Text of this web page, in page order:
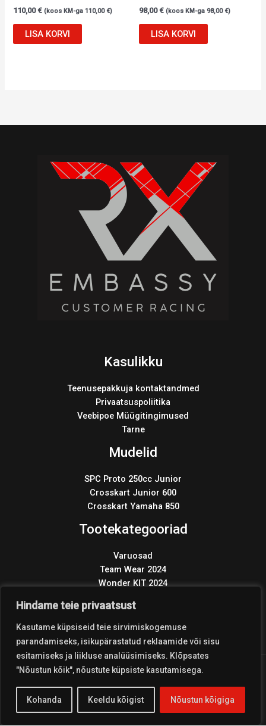
Hindame teie privaatsust
Kasutame küpsiseid teie sirvimiskogemuse
parandamiseks, isikupärastatud reklaamide või sisu
esitamiseks ja liikluse analüüsimiseks. Klõpsates
"Nõustun kõik", nõustute küpsiste kasutamisega.
Kohanda Keeldu kõigist Nõustun kõigiga
110,00€ (koos KM-ga110,00 €)
LISA KORVI
98,00€ (koos KM-ga 98,00 €)
LISA KORVI
Kasulikku
Teenusepakkuja kontaktandmed
Privaatsuspoliitika
Veebipoe Müügitingimused
Tarne
Mudelid
SPC Proto 250cc Junior
Crosskart Junior 600
Crosskart Yamaha 850
Tootekategooriad
Varuosad
Team Wear 2024
Wonder KIT 2024
search
Copyright © 2026 Coolest Crosskart Shop